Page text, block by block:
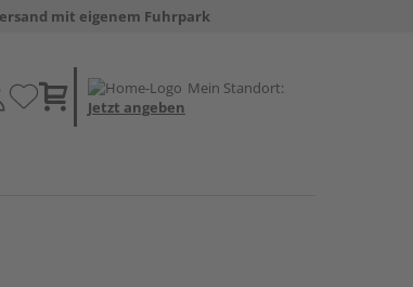
mit eigenem Fuhrpark
Mein Standort:
Jetzt angeben